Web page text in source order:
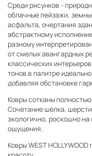
Среди рисунков -
облачные пейзажи,
асфальта, очертания
абстрактному
разному
от смелых авангардных
классических
тонов в палитре
добавляя обстановке
Ковры сотканы
Сочетание шёлка,
экологично, роскошно
ощущения.
Ковры WEST